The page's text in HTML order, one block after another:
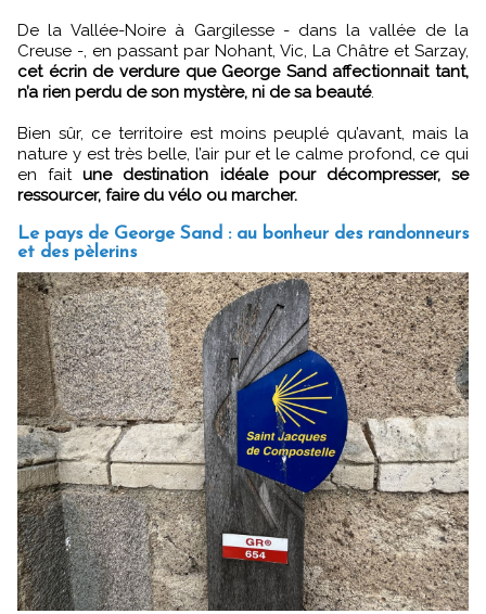
De la Vallée-Noire à Gargilesse - dans la vallée de la
Creuse -, en passant par Nohant, Vic, La Châtre et Sarzay,
cet écrin de verdure que George Sand affectionnait tant,
n’a rien perdu de son mystère, ni de sa beauté.
Bien sûr, ce territoire est moins peuplé qu’avant, mais la
nature y est très belle, l’air pur et le calme profond, ce qui
en faitune destination idéale pour décompresser, se
ressourcer, faire du vélo ou marcher.
Le pays de George Sand : au bonheur des randonneurs
et des pèlerins